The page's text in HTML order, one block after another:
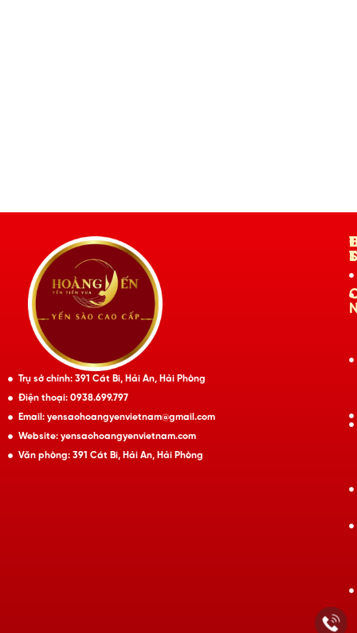
Trụ sở chính: 391 Cát Bi, Hải An, Hải Phòng
Điện thoại: 0938.699.797
Email: yensaohoangyenvietnam@gmail.com
Website: yensaohoangyenvietnam.com
Văn phòng: 391 Cát Bi, Hải An, Hải Phòng